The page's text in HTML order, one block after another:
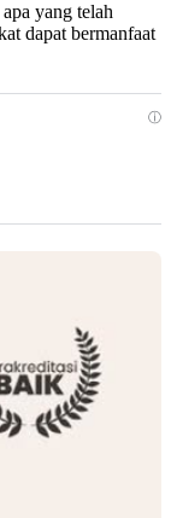
yang telah
dapat bermanfaat
ⓘ